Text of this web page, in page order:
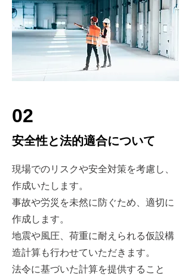
02
​安全性と法的適合について
現場でのリスクや安全対策を考慮し、
作成いたします。
事故や労災を未然に防ぐため、適切に
作成します。
地震や風圧、荷重に耐えられる仮設構
造計算も行わせていただきます。
法令に基づいた計算を提供すること